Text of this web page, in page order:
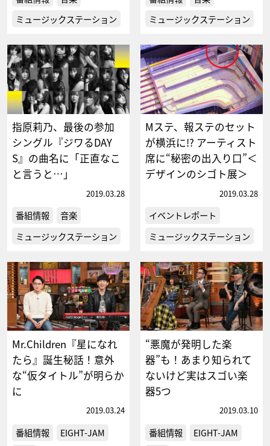
ミュージックステーション
ミュージックステーション
指原莉乃、最後の参加
シングル『ジワるDAY
S』の曲名に「正直なこ
と言うと…」
2019.03.28
番組情報
音楽
ミュージックステーション
Mステ、報ステのセット
が横浜に!? アーティスト
席に“秘密の出入り口”＜
デザインのシゴト展＞
2019.03.28
イベントレポート
ミュージックステーション
Mr.Children『星になれ
たら』誕生秘話！意外
な“仮タイトル”が明らか
に
2019.03.24
番組情報 EIGHT-JAM
“悪魔が発明した楽
器”も！あまり知られて
ないけど実はスゴい楽
器5つ
2019.03.10
番組情報 EIGHT-JAM